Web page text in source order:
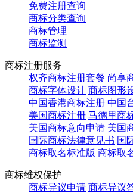
免费注册查询
商标分类查询
商标管理
商标监测
商标注册服务
权齐商标注册套餐 尚享
商标字体设计 商标图形
中国香港商标注册 中国
美国商标注册 马德里商
美国商标意向申请 美国
国际商标法律意见书 国
商标取名标准版 商标取
商标维权保护
商标异议申请 商标异议